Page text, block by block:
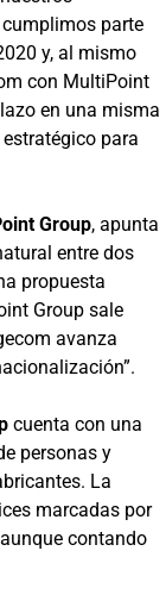
parte
y, al mismo
con MultiPoint
en una misma
para
Group, apunta
entre dos
propuesta
Group sale
avanza
cuenta con una
personas y
La
marcadas por
contando